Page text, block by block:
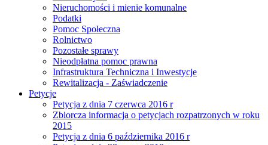
Nieruchomości i mienie komunalne
Podatki
Pomoc Społeczna
Rolnictwo
Pozostałe sprawy
Nieodpłatna pomoc prawna
Infrastruktura Techniczna i Inwestycje
Rewitalizacja - Zaświadczenie
Petycje
Petycja z dnia 7 czerwca 2016 r
Zbiorcza informacja o petycjach rozpatrzonych w roku
2015
Petycja z dnia 6 października 2016 r